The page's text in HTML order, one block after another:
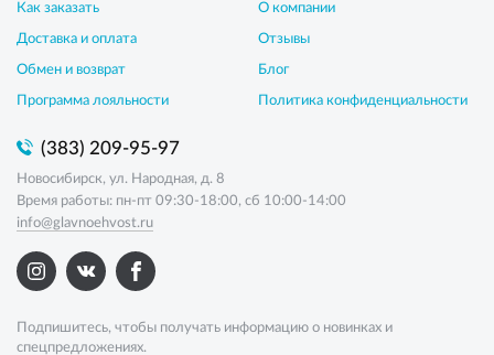
Как заказать
Доставка и оплата
Обмен и возврат
Программа лояльности
О компании
Отзывы
Блог
Политика конфиденциальности
(383) 209-95-97
Новосибирск, ул. Народная, д. 8
Время работы: пн-пт 09:30-18:00, сб 10:00-14:00
info@glavnoehvost.ru
Подпишитесь, чтобы получать информацию о новинках и
спецпредложениях.